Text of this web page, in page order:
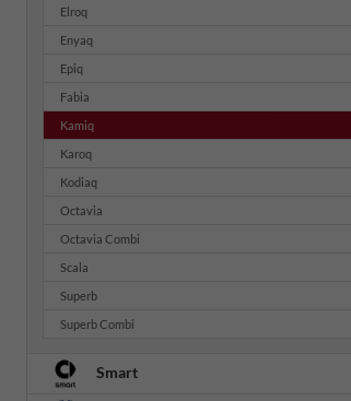
Elroq
Enyaq
Epiq
Fabia
Kamiq
Karoq
Kodiaq
Octavia
Octavia Combi
Scala
Superb
Superb Combi
Smart